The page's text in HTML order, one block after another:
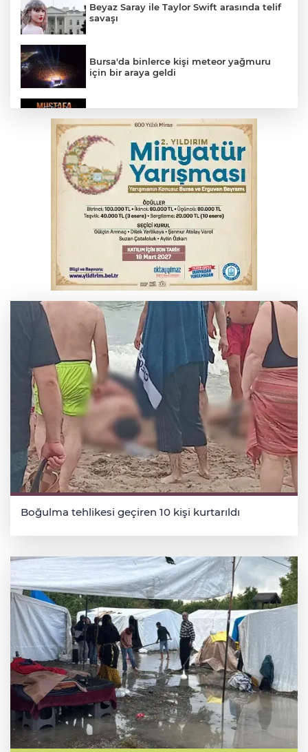
Beyaz Saray ile Taylor Swift arasında telif
savaşı
Bursa'da binlerce kişi meteor yağmuru
için bir araya geldi
kahkaha dolu gece
İnegöl'de orman yangını; Havadan ve
karadan müdahale başlatıldı
Bursa'da korkutan kazada 4 yaralı
Suça sürüklenen çocuk yasası TBMM'de
kabul edildi
Boğulma tehlikesi geçiren 10 kişi kurtarıldı